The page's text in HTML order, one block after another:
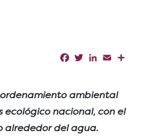
Facebook
TwitterLinkedIn
Email
ordenamiento ambiental
nacional, con el
alrededor del agua.